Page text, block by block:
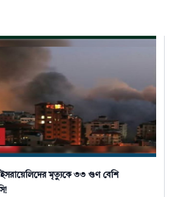
মৃত্যুকে ৩৩ গুণ বেশি